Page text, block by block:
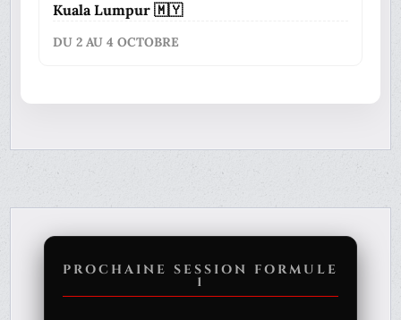
Kuala Lumpur 🇲🇾
DU 2 AU 4 OCTOBRE
PROCHAINE SESSION FORMULE
1